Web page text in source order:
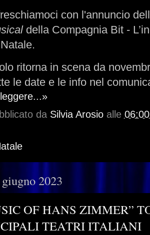
con l'annuncio
della Compagnia Bit -
ritorna in scena da
le date e le info nel
da Silvia Arosio alle
2023
OF HANS ZIMMER”
TEATRI ITALIANI